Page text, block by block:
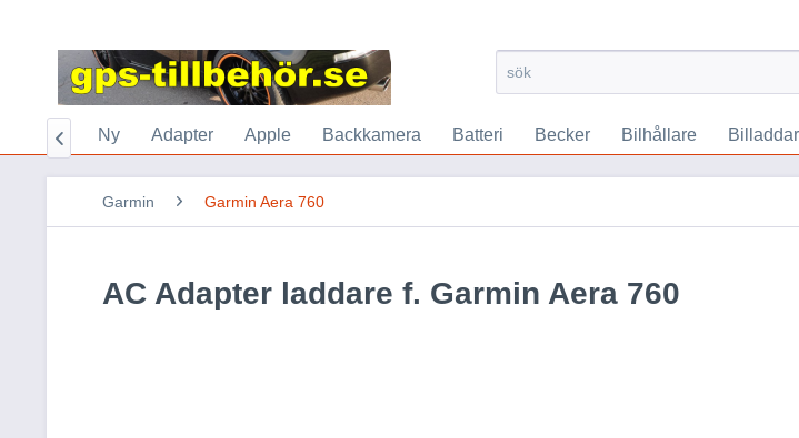
Google Ny Adapter Apple Backkamera Batteri Becker Bilhållare

Garmin Garmin Aera 760
AC Adapter laddare f. Garmin Aera 760